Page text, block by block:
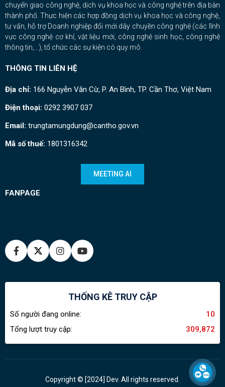
chuyển giao công nghệ, dịch vụ khoa học và công nghệ trên địa bàn
thành phố. Thực hiện các hợp đồng dịch vụ khoa học và công nghệ,
tư vấn, hỗ trợ Doanh nghiệp đổi mới dây chuyền công nghệ (các lĩnh
vực công nghệ cơ khí, vật liệu mới, công nghệ sinh học, công nghệ
thông tin,…), tổ chức các sự kiện có quy mô.
THÔNG TIN LIÊN HỆ
Địa chỉ: 166 Nguyễn Văn Cừ, P. An Bình, TP. Cần Thơ, Việt Nam
Điện thoại: 0292 3907 037
Email: trungtamungdung@cantho.gov.vn
Mã số thuế: 1801316342
MEETING AI
FANPAGE
THỐNG KÊ TRUY CẬP
Số người đang online:
10
Tổng lượt truy cập:
309,872
Copyright © [2024] Dev. All rights reserved.